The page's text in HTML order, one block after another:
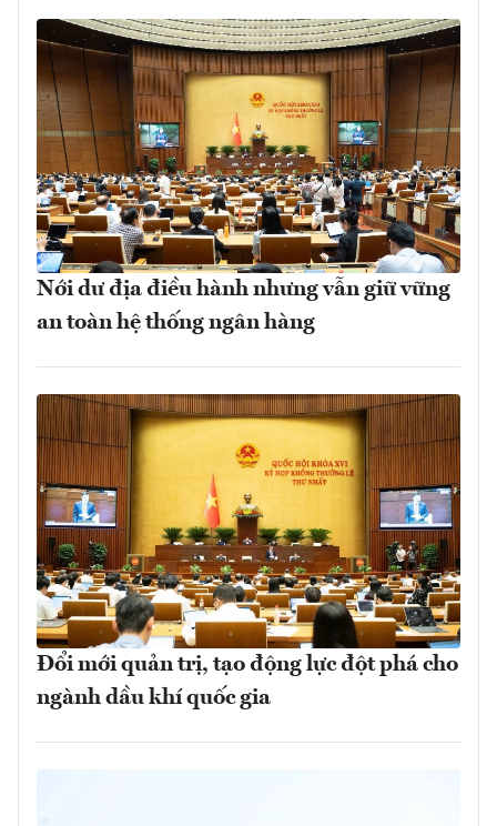
Nới dư địa điều hành nhưng vẫn giữ vững
an toàn hệ thống ngân hàng
Đổi mới quản trị, tạo động lực đột phá cho
ngành dầu khí quốc gia